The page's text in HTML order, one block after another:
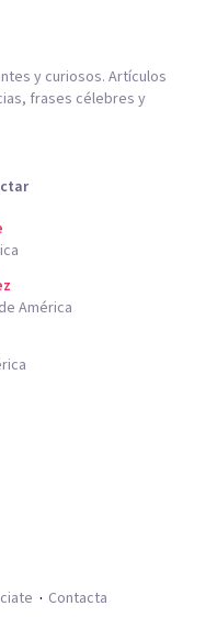
y curiosos. Artículos
frases célebres y
América
Contacta